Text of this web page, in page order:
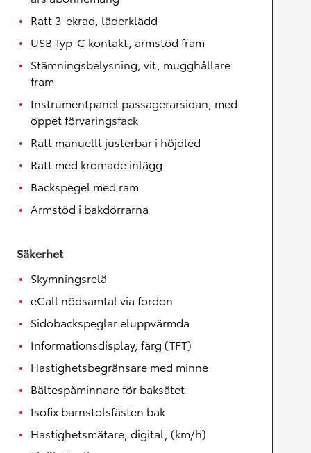
Ratt 3-ekrad, läderklädd
USB Typ-C kontakt, armstöd fram
Stämningsbelysning, vit, mugghållare
fram
Instrumentpanel passagerarsidan, med
öppet förvaringsfack
Ratt manuellt justerbar i höjdled
Ratt med kromade inlägg
Backspegel med ram
Armstöd i bakdörrarna
Säkerhet
Skymningsrelä
eCall nödsamtal via fordon
Sidobackspeglar eluppvärmda
Informationsdisplay, färg (TFT)
Hastighetsbegränsare med minne
Bältespåminnare för baksätet
Isofix barnstolsfästen bak
Hastighetsmätare, digital, (km/h)